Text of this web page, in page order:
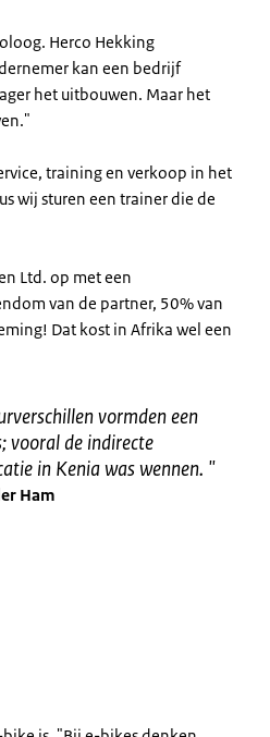
Herco Hekking
kan een bedrijf
het uitbouwen. Maar het
training en verkoop in het
wij sturen een trainer die de
Ltd. op met een
van de partner, 50% van
Dat kost in Afrika wel een
vormden een
vooral de indirecte
in Kenia was wennen. "
Ham